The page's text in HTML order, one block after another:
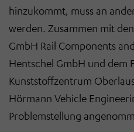
hinzukommt, muss an
werden. Zusammen mit
GmbH Rail Components
Hentschel GmbH und dem
Kunststoffzentrum
Hörmann Vehicle
Problemstellung